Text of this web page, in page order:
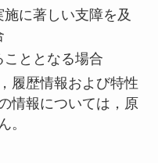
に著しい支障を及
ととなる場合
履歴情報および特性
情報については，原
。